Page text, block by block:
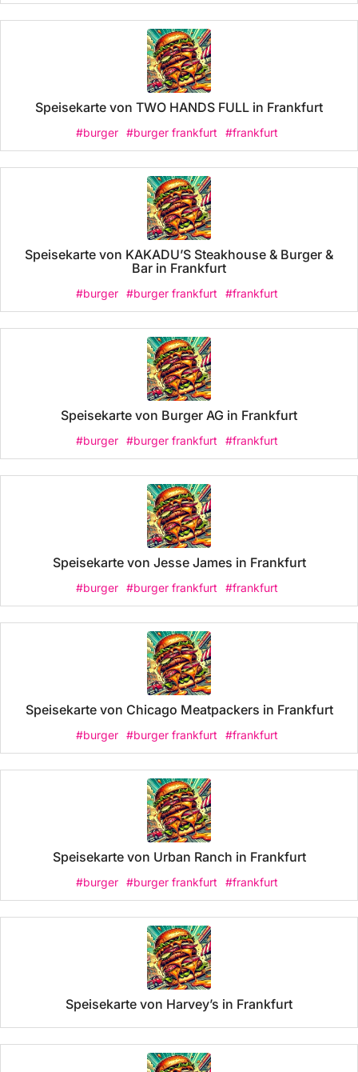
Speisekarte von TWO HANDS FULL in Frankfurt
#burger #burger frankfurt #frankfurt
Speisekarte von KAKADU’S Steakhouse & Burger &
Bar in Frankfurt
#burger #burger frankfurt #frankfurt
Speisekarte von Burger AG in Frankfurt
#burger #burger frankfurt #frankfurt
Speisekarte von Jesse James in Frankfurt
#burger #burger frankfurt #frankfurt
Speisekarte von Chicago Meatpackers in Frankfurt
#burger #burger frankfurt #frankfurt
Speisekarte von Urban Ranch in Frankfurt
#burger #burger frankfurt #frankfurt
Speisekarte von Harvey’s in Frankfurt